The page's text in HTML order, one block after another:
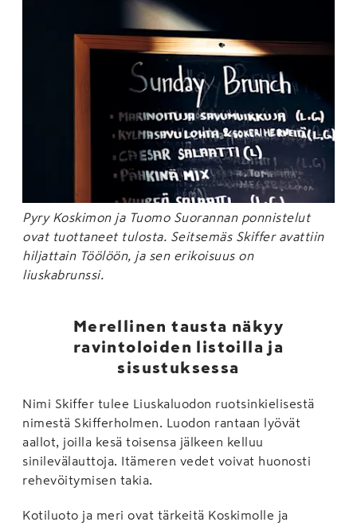
Pyry Koskimon ja Tuomo Suorannan ponnistelut
ovat tuottaneet tulosta. Seitsemäs Skiffer avattiin
hiljattain Töölöön, ja sen erikoisuus on
liuskabrunssi.
Merellinen tausta näkyy
ravintoloiden listoilla ja
sisustuksessa
Nimi Skiffer tulee Liuskaluodon ruotsinkielisestä
nimestä Skifferholmen. Luodon rantaan lyövät
aallot, joilla kesä toisensa jälkeen kelluu
sinilevälauttoja. Itämeren vedet voivat huonosti
rehevöitymisen takia.
Kotiluoto ja meri ovat tärkeitä Koskimolle ja